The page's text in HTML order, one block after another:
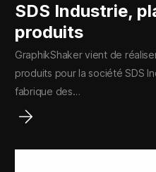
SDS Industrie,
produits
GraphikShaker vient de
produits pour la société SDS
fabrique des…